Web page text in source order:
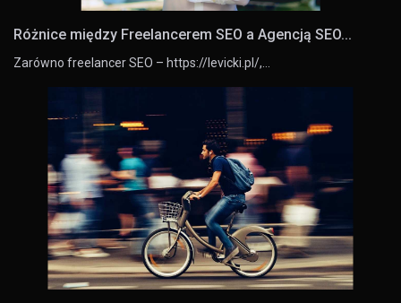
Różnice między Freelancerem SEO a Agencją SEO...
Zarówno freelancer SEO – https://levicki.pl/,…